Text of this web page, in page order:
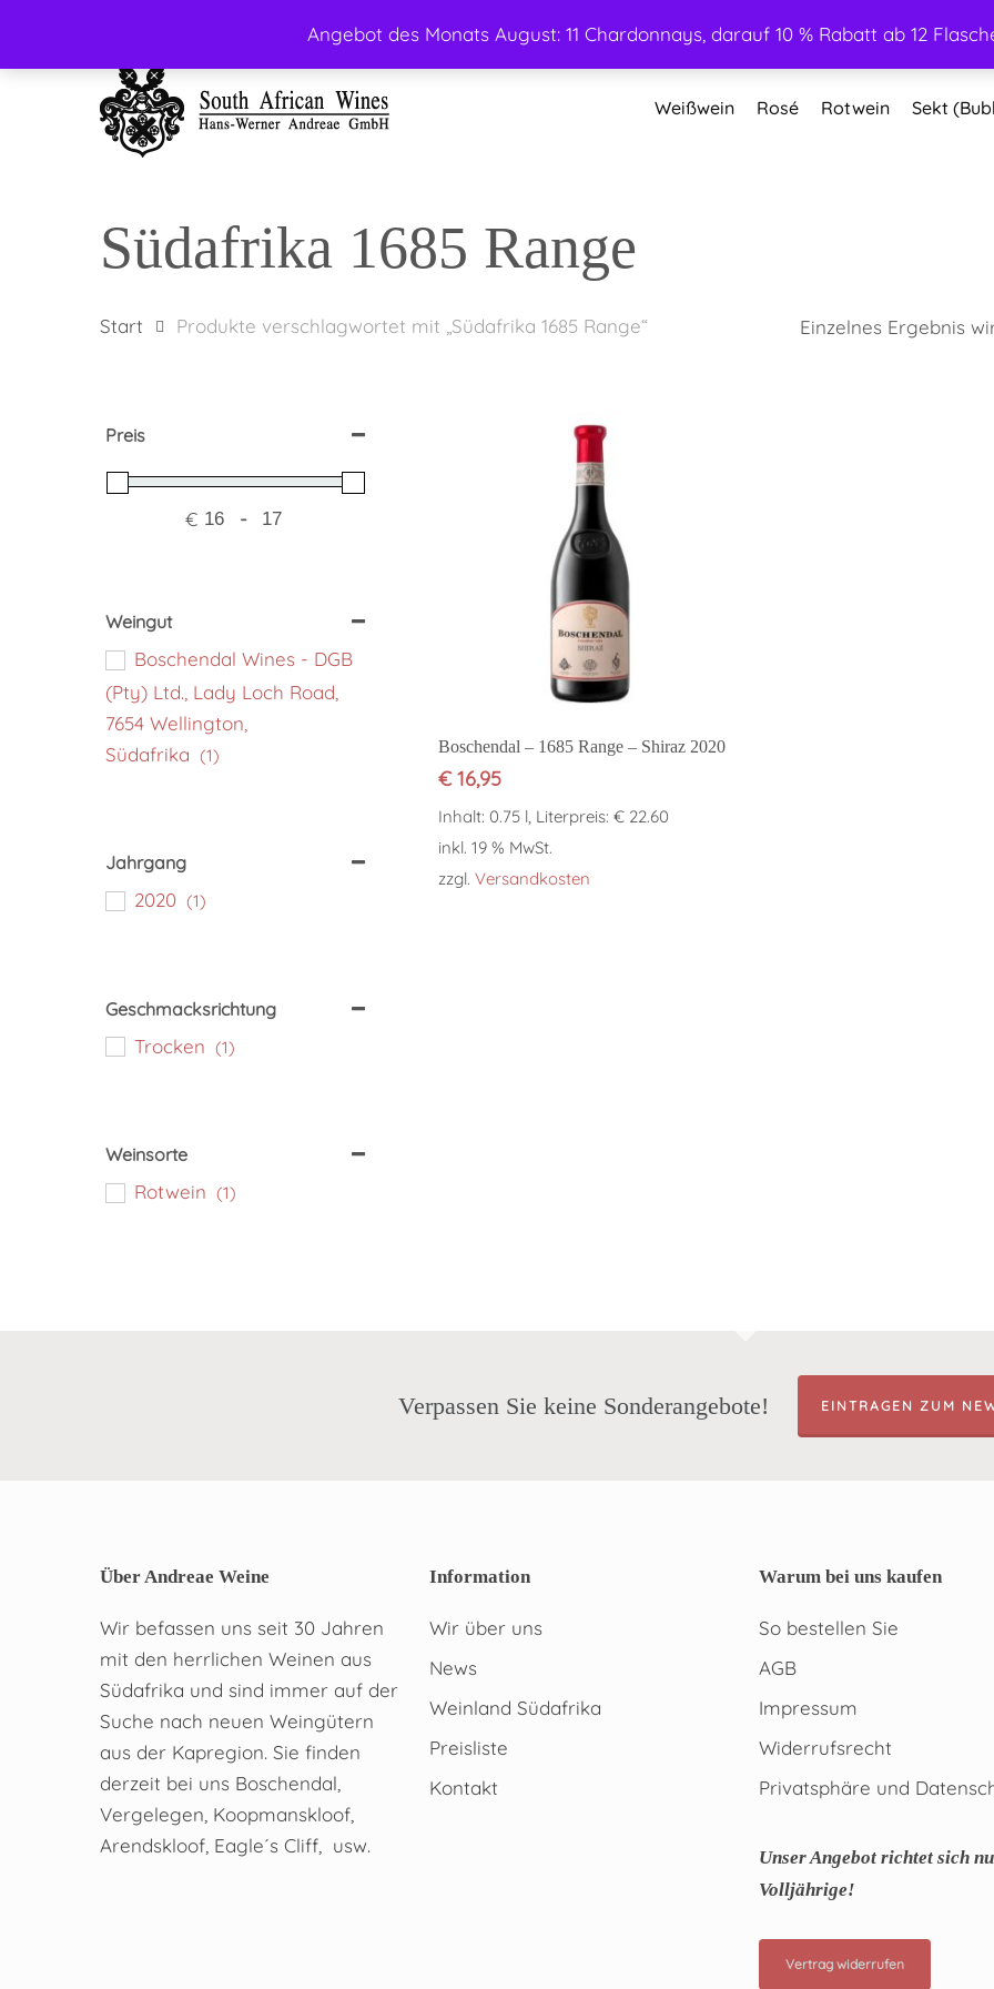
Angebot des Monats August: 11 Chardonnays, darauf 10 % Rabatt ab 12
main
Hit enter to search or ESC to close
Weißwein Rosé Rotwein Sekt
Südafrika 1685 Range
Einzelnes Ergebnis
Start Produkte verschlagwortet mit „Südafrika 1685 Range“
Preis
€ -
Weingut
Boschendal Wines - DGB
(Pty) Ltd., Lady Loch Road,
7654 Wellington,
Südafrika (1)
Jahrgang
2020 (1)
Geschmacksrichtung
Trocken (1)
Weinsorte
Rotwein (1)
In den Warenkorb
Boschendal – 1685 Range – Shiraz 2020
€16,95
Inhalt: 0.75 l, Literpreis: € 22.60
inkl. 19 % MwSt.
zzgl.Versandkosten
Verpassen Sie keine Sonderangebote! EINTRAGEN ZUM
Über Andreae Weine
Wir befassen uns seit 30 Jahren
mit den herrlichen Weinen aus
Südafrika und sind immer auf der
Suche nach neuen Weingütern
aus der Kapregion. Sie finden
derzeit bei uns Boschendal,
Vergelegen, Koopmanskloof,
Arendskloof, Eagle´s Cliff, usw.
Information
Wir über uns
News
Weinland Südafrika
Preisliste
Kontakt
Warum bei uns kaufen
So bestellen Sie
AGB
Impressum
Widerrufsrecht
Privatsphäre und
Unser Angebot richtet sich
Volljährige!
Vertrag widerrufen